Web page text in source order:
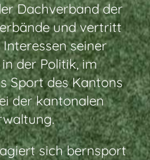
Dachverband der
und vertritt
Interessen seiner
der Politik, im
Sport des Kantons
der kantonalen
sich bernsport